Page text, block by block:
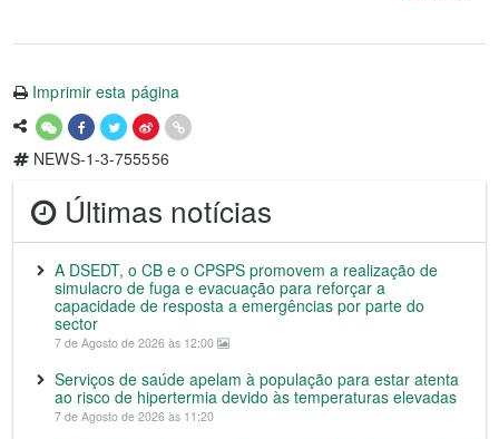
Imprimir esta página
NEWS-1-3-755556
Últimas notícias
A DSEDT, o CB e o CPSPS promovem a realização de
simulacro de fuga e evacuação para reforçar a
capacidade de resposta a emergências por parte do
sector
7 de Agosto de 2026 às 12:00
Serviços de saúde apelam à população para estar atenta
ao risco de hipertermia devido às temperaturas elevadas
7 de Agosto de 2026 às 11:20